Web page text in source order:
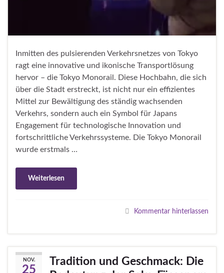
Inmitten des pulsierenden Verkehrsnetzes von Tokyo
ragt eine innovative und ikonische Transportlösung
hervor – die Tokyo Monorail. Diese Hochbahn, die sich
über die Stadt erstreckt, ist nicht nur ein effizientes
Mittel zur Bewältigung des ständig wachsenden
Verkehrs, sondern auch ein Symbol für Japans
Engagement für technologische Innovation und
fortschrittliche Verkehrssysteme. Die Tokyo Monorail
wurde erstmals …
Weiterlesen
Kommentar hinterlassen
NOV.
25
Tradition und Geschmack: Die